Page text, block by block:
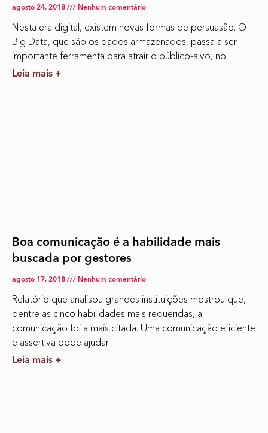
agosto 24, 2018 Nenhum comentário
Nesta era digital, existem novas formas de persuasão. O
Big Data, que são os dados armazenados, passa a ser
importante ferramenta para atrair o público-alvo, no
Leia mais +
Boa comunicação é a habilidade mais
buscada por gestores
agosto 17, 2018 Nenhum comentário
Relatório que analisou grandes instituições mostrou que,
dentre as cinco habilidades mais requeridas, a
comunicação foi a mais citada. Uma comunicação eficiente
e assertiva pode ajudar
Leia mais +